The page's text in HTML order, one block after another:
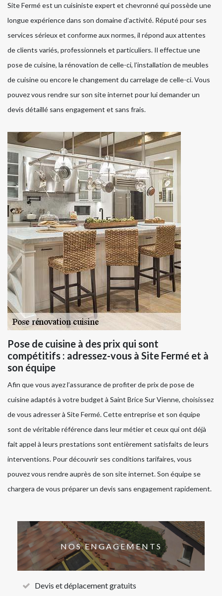
Site Fermé est un cuisiniste expert et chevronné qui possède une
longue expérience dans son domaine d’activité. Réputé pour ses
services sérieux et conforme aux normes, il répond aux attentes
de clients variés, professionnels et particuliers. Il effectue une
pose de cuisine, la rénovation de celle-ci, l’installation de meubles
de cuisine ou encore le changement du carrelage de celle-ci. Vous
pouvez vous rendre sur son site internet pour lui demander un
devis détaillé sans engagement et sans frais.
Pose de cuisine à des prix qui sont
compétitifs : adressez-vous à Site Fermé et à
son équipe
Afin que vous ayez l’assurance de profiter de prix de pose de
cuisine adaptés à votre budget à Saint Brice Sur Vienne, choisissez
de vous adresser à Site Fermé. Cette entreprise et son équipe
sont de véritable référence dans leur métier et ceux qui ont déjà
fait appel à leurs prestations sont entièrement satisfaits de leurs
interventions. Pour découvrir ses conditions tarifaires, vous
pouvez vous rendre auprès de son site internet. Son équipe se
chargera de vous préparer un devis sans engagement rapidement.
NOS ENGAGEMENTS
Devis et déplacement gratuits